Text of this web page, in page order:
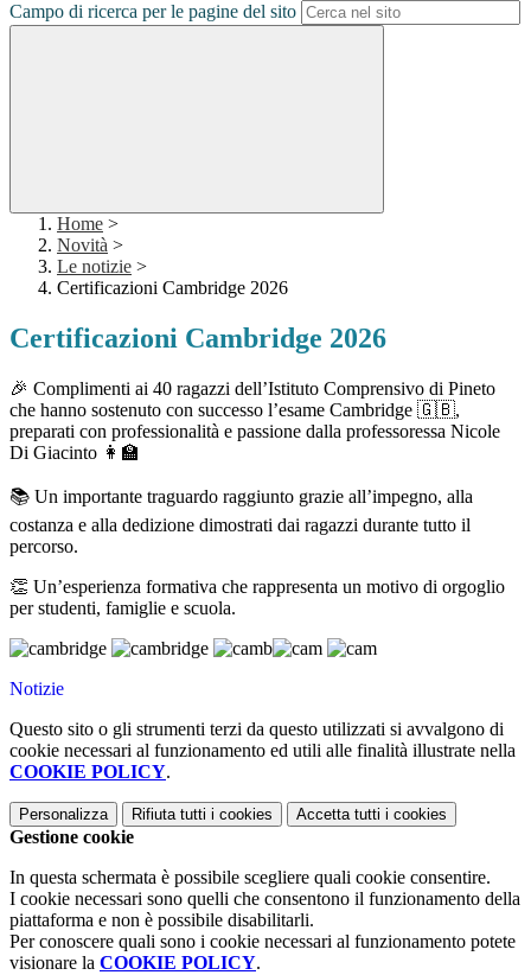
Campo di ricerca per le pagine del sito
Home >
Novità >
Le notizie >
Certificazioni Cambridge 2026
Certificazioni Cambridge 2026
🎉 Complimenti ai 40 ragazzi dell’Istituto Comprensivo di Pineto
che hanno sostenuto con successo l’esame Cambridge 🇬🇧,
preparati con professionalità e passione dalla professoressa Nicole
Di Giacinto 👩‍🏫
📚 Un importante traguardo raggiunto grazie all’impegno, alla
costanza e alla dedizione dimostrati dai ragazzi durante tutto il
percorso.
👏 Un’esperienza formativa che rappresenta un motivo di orgoglio
per studenti, famiglie e scuola.
Notizie
Questo sito o gli strumenti terzi da questo utilizzati si avvalgono di
cookie necessari al funzionamento ed utili alle finalità illustrate nella
COOKIE POLICY.
Personalizza Rifiuta tutti i cookies Accetta tutti i cookies
Gestione cookie
In questa schermata è possibile scegliere quali cookie consentire.
I cookie necessari sono quelli che consentono il funzionamento della
piattaforma e non è possibile disabilitarli.
Per conoscere quali sono i cookie necessari al funzionamento potete
visionare la COOKIE POLICY.